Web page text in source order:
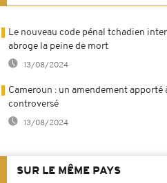
Le nouveau code pénal tchadien
abroge la peine de mort
13/08/2024
Cameroun : un amendement apporté
controversé
13/08/2024
SUR LE MÊME PAYS